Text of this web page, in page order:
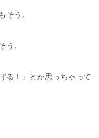
そう。
う。
る！』とか思っちゃって